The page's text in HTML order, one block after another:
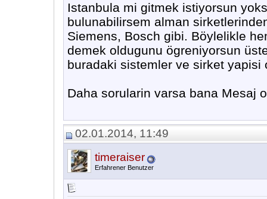
Istanbula mi gitmek istiyorsun
bulunabilirsem alman
Siemens, Bosch gibi. Böylelikle
demek oldugunu ögreniyorsun
buradaki sistemler ve sirket yapisi
Daha sorularin varsa bana Mesaj
02.01.2014, 11:49
timeraiser
Erfahrener Benutzer